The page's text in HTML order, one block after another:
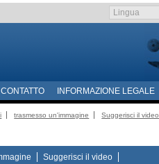
CONTATTO INFORMAZIONE LEGALE
trasmesso un'immagine Suggerisci il video
Suggerisci il video